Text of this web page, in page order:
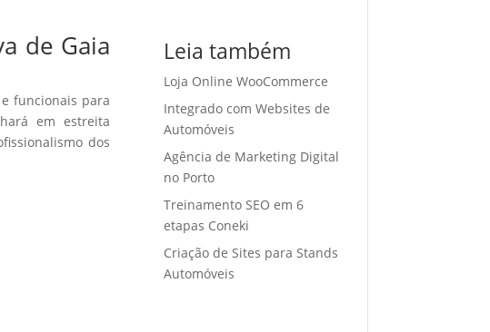
de Gaia
funcionais para
em estreita
dos
Leia também
Loja Online WooCommerce
Integrado com Websites de
Automóveis
Agência de Marketing Digital
no Porto
Treinamento SEO em 6
etapas Coneki
Criação de Sites para Stands
Automóveis